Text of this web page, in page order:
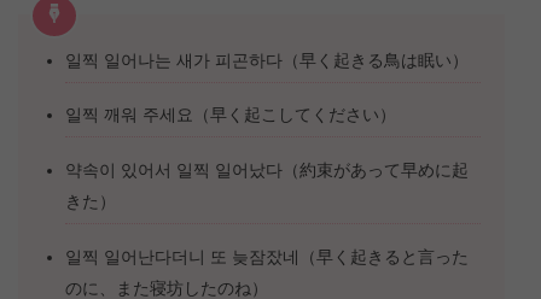
일찍 일어나는 새가 피곤하다（早く起きる鳥は眠い）
일찍 깨워 주세요（早く起こしてください）
약속이 있어서 일찍 일어났다（約束があって早めに起
きた）
일찍 일어난다더니 또 늦잠잤네（早く起きると言った
のに、また寝坊したのね）